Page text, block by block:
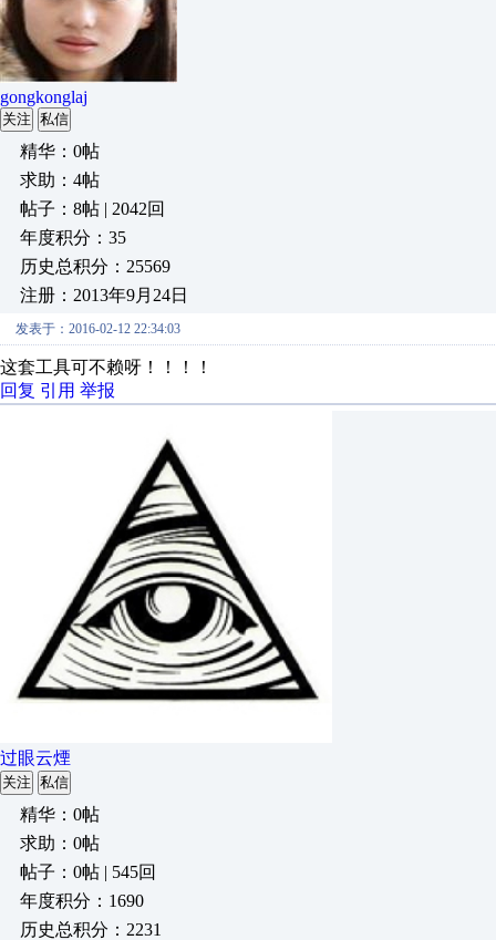
gongkonglaj
关注 私信
精华：0帖
求助：4帖
帖子：8帖 | 2042回
年度积分：35
历史总积分：25569
注册：2013年9月24日
发表于：2016-02-12 22:34:03
这套工具可不赖呀！！！！
回复 引用 举报
过眼云煙
关注 私信
精华：0帖
求助：0帖
帖子：0帖 | 545回
年度积分：1690
历史总积分：2231